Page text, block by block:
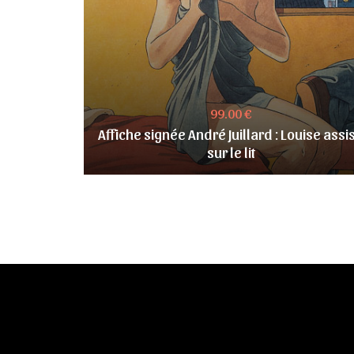
99.00 €
Affiche signée André Juillard : Louise
sur le lit